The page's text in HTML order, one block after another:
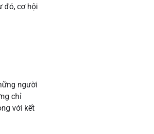
đó, cơ hội
người
chỉ
với kết